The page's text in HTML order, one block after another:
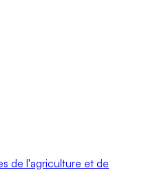
de l'agriculture et de